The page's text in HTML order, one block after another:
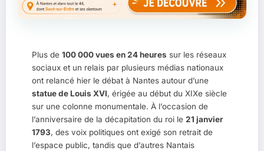
Plus de 100 000 vues en 24 heures sur les réseaux
sociaux et un relais par plusieurs médias nationaux
ont relancé hier le débat à Nantes autour d’une
statue de Louis XVI, érigée au début du XIXe siècle
sur une colonne monumentale. À l’occasion de
l’anniversaire de la décapitation du roi le 21 janvier
1793, des voix politiques ont exigé son retrait de
l’espace public, tandis que d’autres Nantais